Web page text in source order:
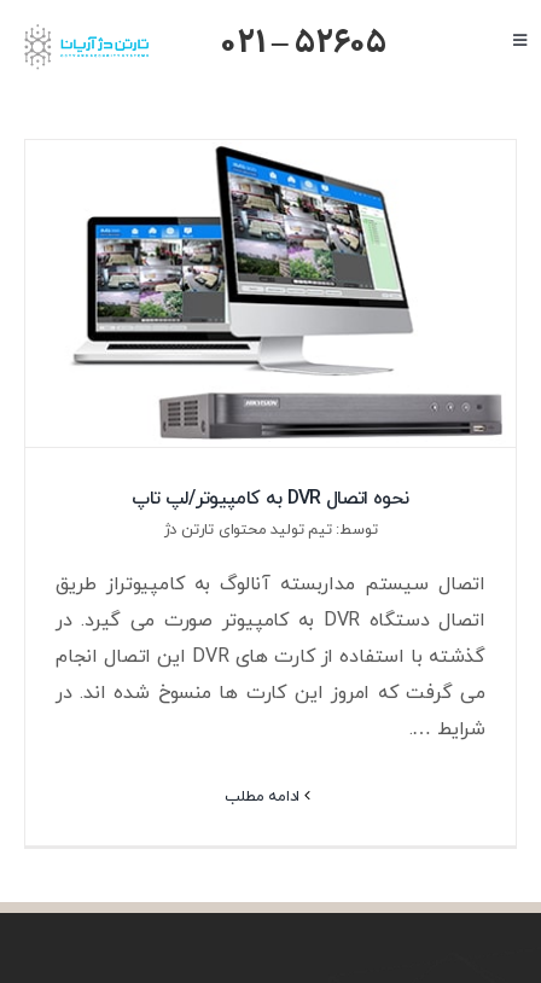
to
Toggle
درباره ما
021 – 52605
نحوه اتصال DVR به کامپیوتر/لپ تاپ
توسط: تیم تولید محتوای تارتن دژ
اتصال سیستم مداربسته آنالوگ به کامپیوتراز طریق
اتصال دستگاه DVR به کامپیوتر صورت می گیرد. در
گذشته با استفاده از کارت های DVR این اتصال انجام
می گرفت که امروز این کارت ها منسوخ شده اند. در
شرایط ….
ادامه مطلب